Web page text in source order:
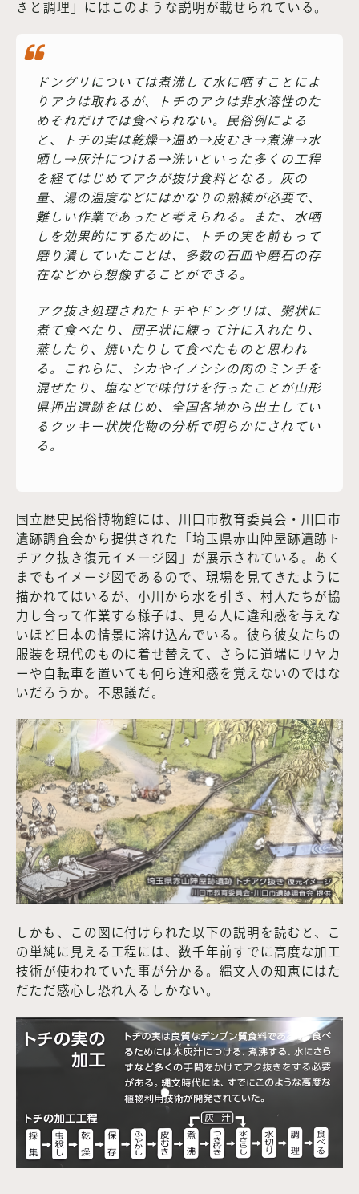
きと調理」にはこのような説明が載せられている。
ドングリについては煮沸して水に哂すことによ
りアクは取れるが、トチのアクは非水溶性のた
めそれだけでは食べられない。民俗例による
と、トチの実は乾燥→温め→皮むき→煮沸→水
晒し→灰汁につける→洗いといった多くの工程
を経てはじめてアクが抜け食料となる。灰の
量、湯の温度などにはかなりの熟練が必要で、
難しい作業であったと考えられる。また、水哂
しを効果的にするために、トチの実を前もって
磨り潰していたことは、多数の石皿や磨石の存
在などから想像することができる。
アク抜き処理されたトチやドングリは、粥状に
煮て食べたり、団子状に練って汁に入れたり、
蒸したり、焼いたりして食べたものと思われ
る。これらに、シカやイノシシの肉のミンチを
混ぜたり、塩などで味付けを行ったことが山形
県押出遺跡をはじめ、全国各地から出土してい
るクッキー状炭化物の分析で明らかにされてい
る。
国立歴史民俗博物館には、川口市教育委員会・川口市
遺跡調査会から提供された「埼玉県赤山陣屋跡遺跡ト
チアク抜き復元イメージ図」が展示されている。あく
までもイメージ図であるので、現場を見てきたように
描かれてはいるが、小川から水を引き、村人たちが協
力し合って作業する様子は、見る人に違和感を与えな
いほど日本の情景に溶け込んでいる。彼ら彼女たちの
服装を現代のものに着せ替えて、さらに道端にリヤカ
ーや自転車を置いても何ら違和感を覚えないのではな
いだろうか。不思議だ。
しかも、この図に付けられた以下の説明を読むと、こ
の単純に見える工程には、数千年前すでに高度な加工
技術が使われていた事が分かる。縄文人の知恵にはた
だただ感心し恐れ入るしかない。